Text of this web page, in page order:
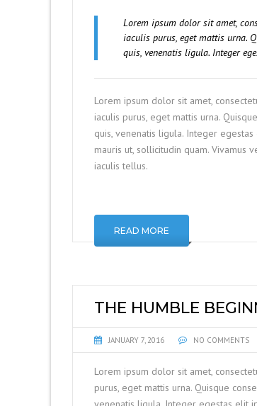
Lorem ipsum dolor sit amet,
iaculis purus, eget mattis urna.
quis, venenatis ligula. Integer
Lorem ipsum dolor sit amet,
iaculis purus, eget mattis urna.
quis, venenatis ligula. Integer
mauris ut, sollicitudin quam. Vivamus
iaculis tellus.
READ MORE
THE HUMBLE
JANUARY 7, 2016 NO COMMENTS
Lorem ipsum dolor sit amet,
purus, eget mattis urna. Quisque